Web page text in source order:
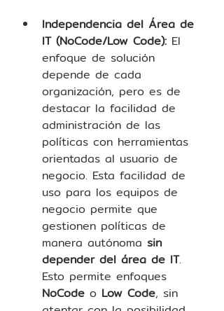
Independencia del Área de
IT (NoCode/Low Code): El
enfoque de solución
depende de cada
organización, pero es de
destacar la facilidad de
administración de las
políticas con herramientas
orientadas al usuario de
negocio. Esta facilidad de
uso para los equipos de
negocio permite que
gestionen políticas de
manera autónoma sin
depender del área de IT.
Esto permite enfoques
NoCode o Low Code, sin